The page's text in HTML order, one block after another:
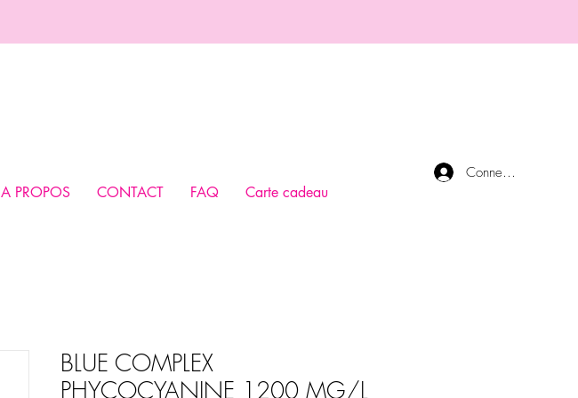
A PROPOS CONTACT FAQ Carte cadeau
Connexion
BLUE COMPLEX
PHYCOCYANINE 1200 MG/L